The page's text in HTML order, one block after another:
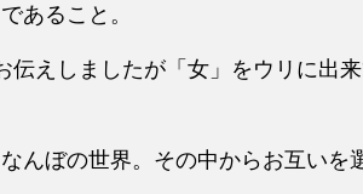
あること。
伝えしましたが「女」をウリに出
んぼの世界。その中からお互いを